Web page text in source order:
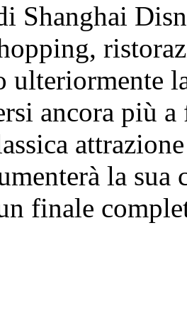
Shanghai
ulteriormente
ancora più
la sua
finale